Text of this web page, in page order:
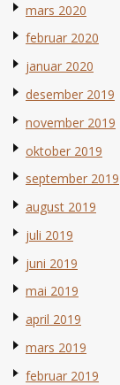
mars 2020
februar 2020
januar 2020
desember 2019
november 2019
oktober 2019
september 2019
august 2019
juli 2019
juni 2019
mai 2019
april 2019
mars 2019
februar 2019